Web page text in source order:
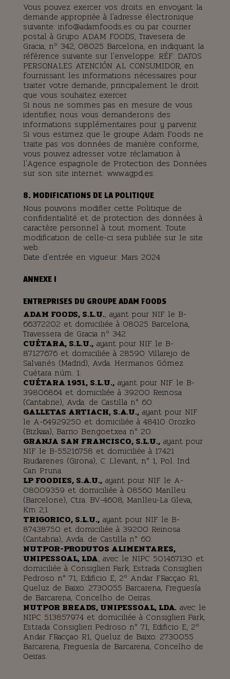
Vous pouvez exercer vos droits en envoyant la
demande appropriée à l'adresse électronique
suivante: info@adamfoods.es ou par courrier
postal à Grupo ADAM FOODS, Travesera de
Gracia, nº 342, 08025 Barcelona, en indiquant la
référence suivante sur l'enveloppe: RÉF: DATOS
PERSONALES ATENCIÓN AL CONSUMIDOR, en
fournissant les informations nécessaires pour
traiter votre demande, principalement le droit
que vous souhaitez exercer.
Si nous ne sommes pas en mesure de vous
identifier, nous vous demanderons des
informations supplémentaires pour y parvenir.
Si vous estimez que le groupe Adam Foods ne
traite pas vos données de manière conforme,
vous pouvez adresser votre réclamation à
l'Agence espagnole de Protection des Données
sur son site internet: www.agpd.es.
8. MODIFICATIONS DE LA POLITIQUE
Nous pouvons modifier cette Politique de
confidentialité et de protection des données à
caractère personnel à tout moment. Toute
modification de celle-ci sera publiée sur le site
web.
Date d'entrée en vigueur: Mars 2024
ANNEXE I
ENTREPRISES DU GROUPE ADAM FOODS
ADAM FOODS, S.L.U., ayant pour NIF le B-
66372202 et domiciliée à 08025 Barcelona,
Travessera de Gracia nº 342.
CUÉTARA, S.L.U.,ayant pour NIF le B-
87127676 et domiciliée à 28590 Villarejo de
Salvanés (Madrid), Avda. Hermanos Gómez
Cuétara núm. 1.
CUÉTARA 1951, S.L.U.,ayant pour NIF le B-
39806864 et domiciliée à 39200 Reinosa
(Cantabrie), Avda. de Castilla n° 60.
GALLETAS ARTIACH, S.A.U.,ayant pour NIF
le A-64929250 et domiciliée à 48410 Orozko
(Bizkaia), Barrio Bengoetxea n° 20.
GRANJA SAN FRANCISCO, S.L.U.,ayant pour
NIF le B-55216758 et domiciliée à 17421
Riudarenes (Girona), C. Llevant, n° 1, Pol. Ind.
Can Pruna.
LP FOODIES, S.A.U.,ayant pour NIF le A-
08009359 et domiciliée à 08560 Manlleu
(Barcelone), Ctra. BV-4608, Manlleu-La Gleva,
Km 2,1.
TRIGORICO, S.L.U.,ayant pour NIF le B-
87438750 et domiciliée à 39200 Reinosa
(Cantabria), Avda. de Castilla n° 60.
NUTPOR-PRODUTOS ALIMENTARES,
UNIPESSOAL, LDA, avec le NIPC 501467130 et
domiciliée à Consiglieri Park, Estrada Consiglieri
Pedroso n° 71, Edificio E, 2º Andar FRacçao R1,
Queluz de Baixo. 2730055 Barcarena, Freguesía
de Barcarena, Concelho de Oeiras.
NUTPOR BREADS, UNIPESSOAL, LDA. avec le
NIPC 513857974 et domiciliée à Consiglieri Park,
Estrada Consiglieri Pedroso n° 71, Edificio E, 2º
Andar FRacçao R1, Queluz de Baixo. 2730055
Barcarena, Freguesía de Barcarena, Concelho de
Oeiras.